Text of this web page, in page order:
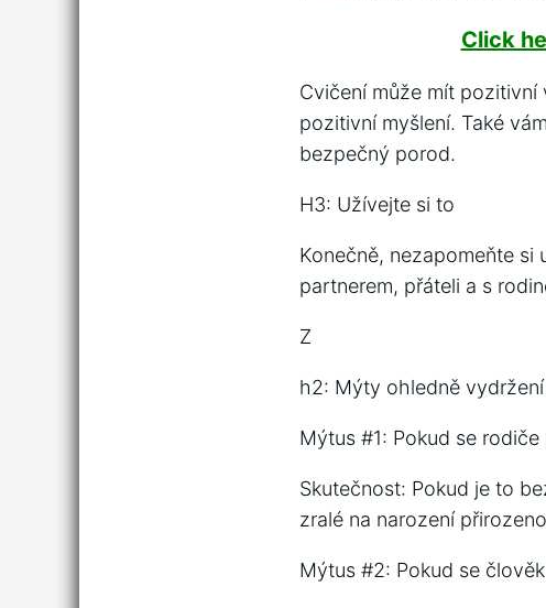
Click
Cvičení může mít
pozitivní myšlení. Také
bezpečný porod.
H3: Užívejte si to
Konečně, nezapomeňte
partnerem, přáteli a s
Z
h2: Mýty ohledně
Mýtus #1: Pokud se
Skutečnost: Pokud je to
zralé na narození
Mýtus #2: Pokud se